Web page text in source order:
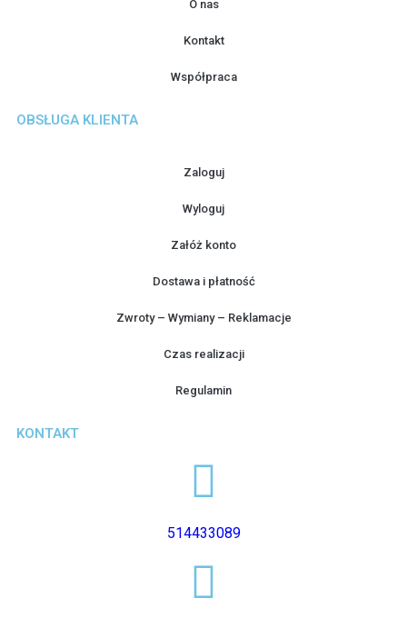
O nas
Kontakt
Współpraca
OBSŁUGA KLIENTA
Zaloguj
Wyloguj
Załóż konto
Dostawa i płatność
Zwroty – Wymiany – Reklamacje
Czas realizacji
Regulamin
KONTAKT
514433089